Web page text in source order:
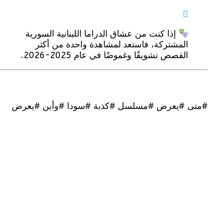
إذا كنت من عشاق الدراما اللبنانية السورية
المشتركة، فاستعد لمشاهدة واحدة من أكثر
القصص تشويقًا وغموضًا في عام 2025-2026.
#يعرض #مسلسل #كذبة #سودا #وأين #يعرض